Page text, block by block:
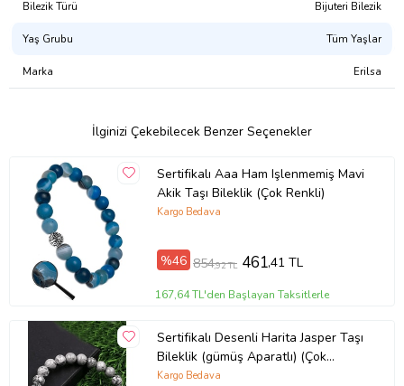
Doğal Renk
Bileğime Uyar Mı?
Çocuk, Genç ve Yetişkin Bileğine Uyumlu Ayarlanabilir
Ürün Kodu:kcm51278589
Bilezik Türü Bijuteri Bilezik
Yaş Grubu Tüm Yaşlar
Marka Erilsa
İlginizi Çekebilecek Benzer Seçenekler
Sertifikalı Aaa Ham Işlenmemiş Mavi
Akik Taşı Bileklik (Çok Renkli)
Kargo Bedava
%46 854,92 TL 461,41 TL
167,64 TL'den Başlayan Taksitlerle
Sertifikalı Desenli Harita Jasper Taşı
Bileklik (gümüş Aparatlı) (Çok
Renkli)
Kargo Bedava